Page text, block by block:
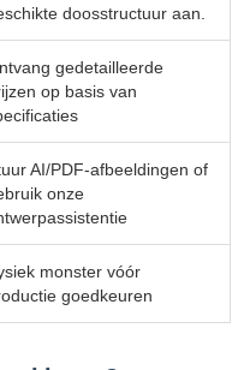
doosstructuur aan.
gedetailleerde
op basis van
AI/PDF-afbeeldingen of
onze
monster vóór
goedkeuren